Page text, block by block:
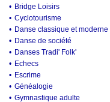
• Bridge Loisirs
• Cyclotourisme
• Danse classique et moderne
• Danse de société
• Danses Tradi' Folk'
• Echecs
• Escrime
• Généalogie
• Gymnastique adulte